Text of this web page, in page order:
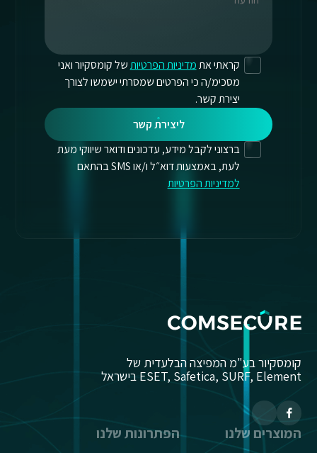
קראתי אתמדיניות הפרטיותשל קומסקיור ואני
מסכימ/ה כי הפרטים שמסרתי ישמשו לצורך
יצירת קשר.
ליצירת קשר
ברצוני לקבל מידע, עדכונים ודואר שיווקי מעת
לעת, באמצעות דוא״ל ו/או SMS בהתאם
למדיניות הפרטיות
קומסקיור בע"מ המפיצה הבלעדית של
ESET, Safetica, SURF, Element בישראל
המוצרים שלנו הפתרונות שלנו